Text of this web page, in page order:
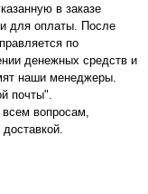
в заказе
для оплаты. После
по
денежных средств и
наши менеджеры.
почты".
вопросам,
доставкой.